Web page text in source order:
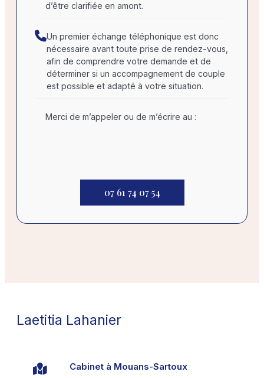
d’être clarifiée en amont.
Un premier échange téléphonique est donc
nécessaire avant toute prise de rendez-vous,
afin de comprendre votre demande et de
déterminer si un accompagnement de couple
est possible et adapté à votre situation.
Merci de m’appeler ou de m’écrire au :
07 61 74 07 54
Laetitia Lahanier
Cabinet à Mouans-Sartoux